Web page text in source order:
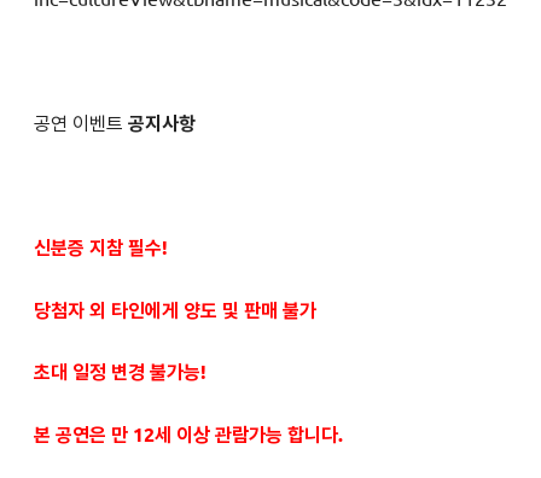
공연 이벤트 공지사항
신분증 지참 필수!
당첨자 외 타인에게 양도 및 판매 불가
초대 일정 변경 불가능!
본 공연은 만 12세 이상 관람가능 합니다.